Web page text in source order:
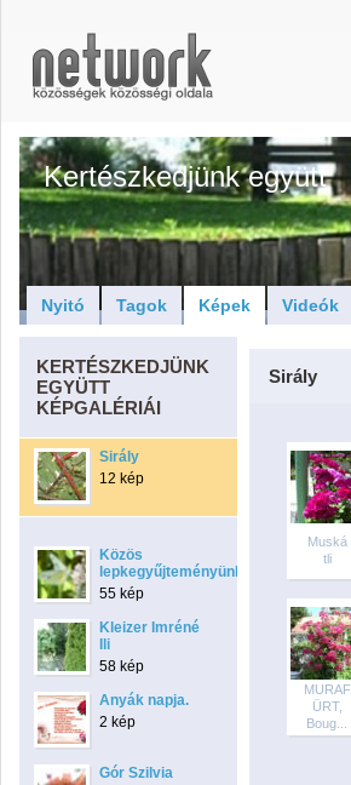
Kertészkedjünk együtt
Nyitó Tagok Képek Videók
KERTÉSZKEDJÜNK
EGYÜTT
KÉPGALÉRIÁI
Sirály
12 kép
Közös
lepkegyűjteményünk
55 kép
Kleizer Imréné
Ili
58 kép
Anyák napja.
2 kép
Gór Szilvia
Sirály
Muská
tli
MURAF
ÜRT,
Boug...